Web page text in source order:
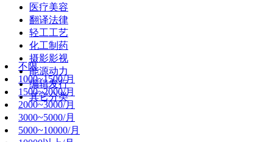
医疗美容
翻译法律
轻工工艺
化工制药
摄影影视
能源动力
编辑发行
其它分类
不限
1000~1500/月
1500~2000/月
2000~3000/月
3000~5000/月
5000~10000/月